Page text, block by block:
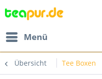
Menü
Übersicht Tee Boxen